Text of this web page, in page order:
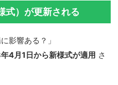
）が更新される
影響ある？」
4月1日から新様式が適用 さ